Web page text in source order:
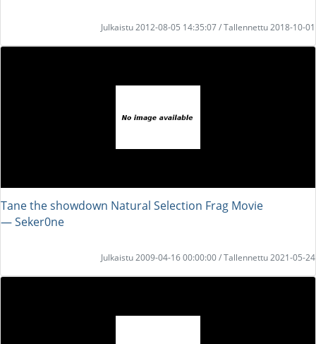
Julkaistu 2012-08-05 14:35:07 / Tallennettu 2018-10-01
Tane the showdown Natural Selection Frag Movie
― Seker0ne
Julkaistu 2009-04-16 00:00:00 / Tallennettu 2021-05-24